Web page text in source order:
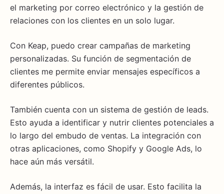
el marketing por correo electrónico y la gestión de
relaciones con los clientes en un solo lugar.
Con Keap, puedo crear campañas de marketing
personalizadas. Su función de segmentación de
clientes me permite enviar mensajes específicos a
diferentes públicos.
También cuenta con un sistema de gestión de leads.
Esto ayuda a identificar y nutrir clientes potenciales a
lo largo del embudo de ventas. La integración con
otras aplicaciones, como Shopify y Google Ads, lo
hace aún más versátil.
Además, la interfaz es fácil de usar. Esto facilita la